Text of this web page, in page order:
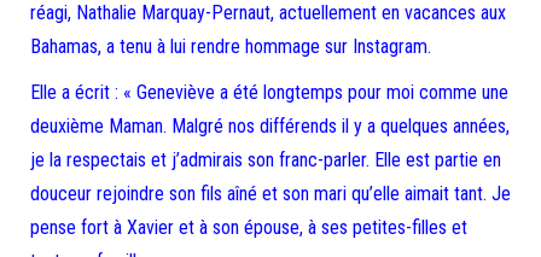
réagi, Nathalie Marquay-Pernaut, actuellement en vacances aux
Bahamas, a tenu à lui rendre hommage sur Instagram.
Elle a écrit : « Geneviève a été longtemps pour moi comme une
deuxième Maman. Malgré nos différends il y a quelques années,
je la respectais et j’admirais son franc-parler. Elle est partie en
douceur rejoindre son fils aîné et son mari qu’elle aimait tant. Je
pense fort à Xavier et à son épouse, à ses petites-filles et